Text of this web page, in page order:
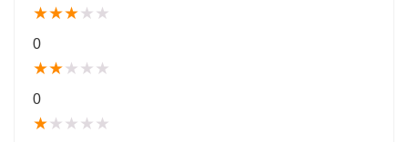
★★★★ ★
0
★★★ ★ ★
0
★★ ★ ★ ★